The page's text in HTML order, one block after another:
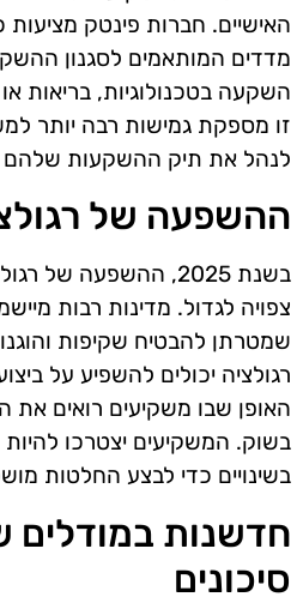
האישיים. חברות פינטק
מדדים המותאמים לסגנון
השקעה בטכנולוגיות, בריאות
זו מספקת גמישות רבה יותר
לנהל את תיק ההשקעות שלהם
ההשפעה של
בשנת 2025, ההשפעה
צפויה לגדול. מדינות רבות
שמטרתן להבטיח שקיפות
רגולציה יכולים להשפיע על
האופן שבו משקיעים רואים את
בשוק. המשקיעים יצטרכו להיות
בשינויים כדי לבצע החלטות
חדשנות במודלים
סיכונים